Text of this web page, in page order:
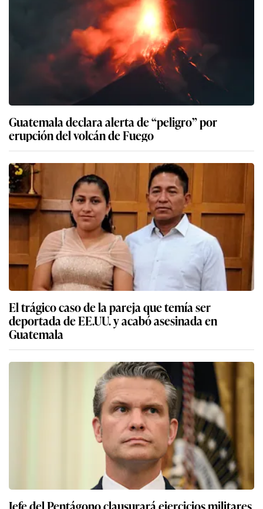
Guatemala declara alerta de “peligro” por
erupción del volcán de Fuego
El trágico caso de la pareja que temía ser
deportada de EE.UU. y acabó asesinada en
Guatemala
Jefe del Pentágono clausurará ejercicios militares